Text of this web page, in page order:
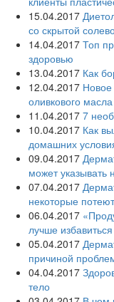
15.04.2017
со скрытой
14.04.2017 Топ
здоровью
13.04.2017 Как
12.04.2017 Новое
оливкового
11.04.2017 7
10.04.2017 Как
домашних
09.04.2017
может указывать
07.04.2017
некоторые
06.04.2017
лучше избавиться
05.04.2017
причиной
04.04.2017
тело